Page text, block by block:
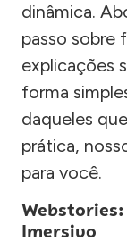
dinâmica.
passo sobre
explicações
forma
daqueles
prática,
para você.
Imersivo